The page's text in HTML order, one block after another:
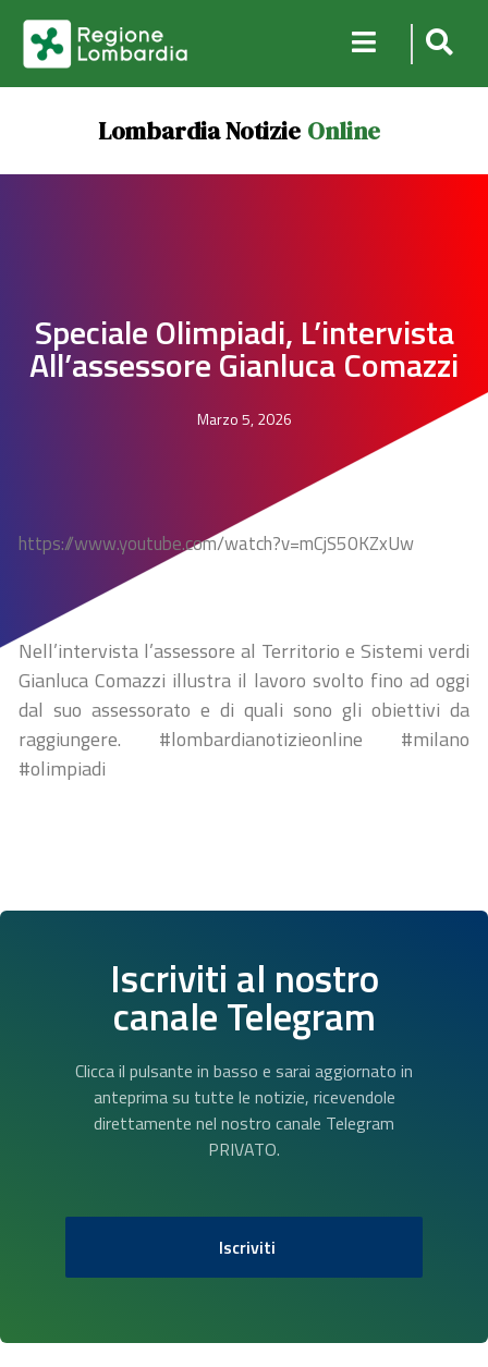
Lombardia Notizie Online
Speciale Olimpiadi, L’intervista
All’assessore Gianluca Comazzi
Marzo 5, 2026
https://www.youtube.com/watch?v=mCjS50KZxUw
Nell’intervista l’assessore al Territorio e Sistemi verdi
Gianluca Comazzi illustra il lavoro svolto fino ad oggi
dal suo assessorato e di quali sono gli obiettivi da
raggiungere. #lombardianotizieonline #milano
#olimpiadi
Iscriviti al nostro
canale Telegram
Clicca il pulsante in basso e sarai aggiornato in
anteprima su tutte le notizie, ricevendole
direttamente nel nostro canale Telegram
PRIVATO.
Iscriviti